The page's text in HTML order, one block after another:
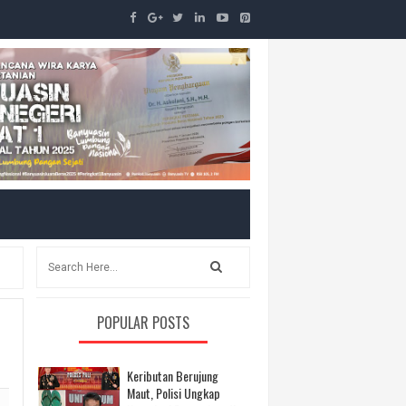
POPULAR POSTS
Keributan Berujung
Maut, Polisi Ungkap